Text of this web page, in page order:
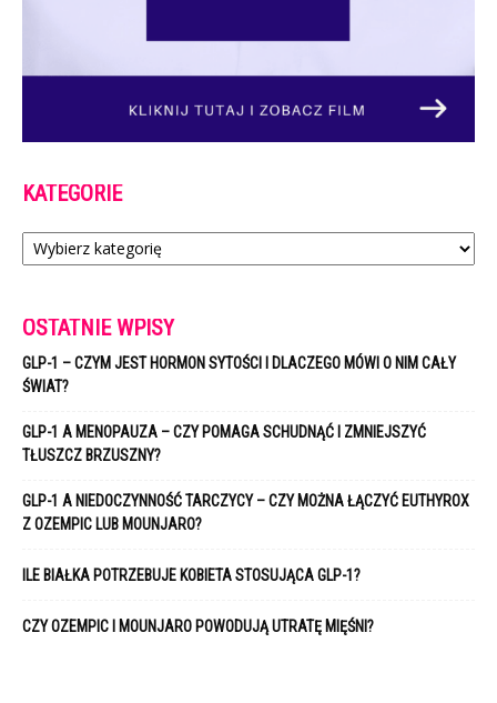
KATEGORIE
Kategorie
OSTATNIE WPISY
GLP-1 – CZYM JEST HORMON SYTOŚCI I DLACZEGO MÓWI O NIM CAŁY
ŚWIAT?
GLP-1 A MENOPAUZA – CZY POMAGA SCHUDNĄĆ I ZMNIEJSZYĆ
TŁUSZCZ BRZUSZNY?
GLP-1 A NIEDOCZYNNOŚĆ TARCZYCY – CZY MOŻNA ŁĄCZYĆ EUTHYROX
Z OZEMPIC LUB MOUNJARO?
ILE BIAŁKA POTRZEBUJE KOBIETA STOSUJĄCA GLP-1?
CZY OZEMPIC I MOUNJARO POWODUJĄ UTRATĘ MIĘŚNI?